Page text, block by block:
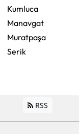
Kumluca
Manavgat
Muratpaşa
Serik
RSS